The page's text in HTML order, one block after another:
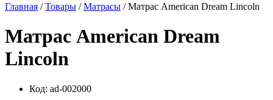
Главная /Товары /Матрасы / Матрас American Dream Lincoln
Матрас American Dream
Lincoln
Код: ad-002000